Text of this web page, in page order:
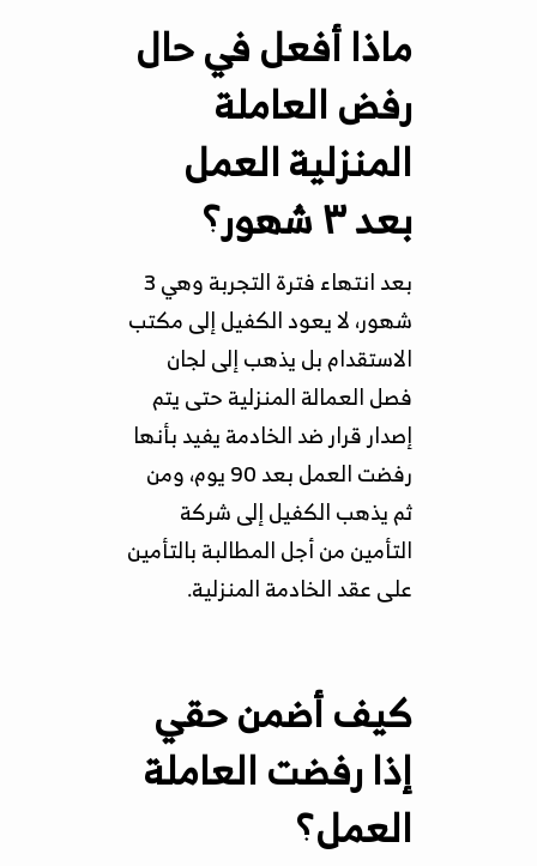
ماذا أفعل في حال
رفض العاملة
المنزلية العمل
بعد ٣ شهور؟
بعد انتهاء فترة التجربة وهي 3
شهور، لا يعود الكفيل إلى مكتب
الاستقدام بل يذهب إلى لجان
فصل العمالة المنزلية حتى يتم
إصدار قرار ضد الخادمة يفيد بأنها
رفضت العمل بعد 90 يوم، ومن
ثم يذهب الكفيل إلى شركة
التأمين من أجل المطالبة بالتأمين
على عقد الخادمة المنزلية.
كيف أضمن حقي
إذا رفضت العاملة
العمل؟